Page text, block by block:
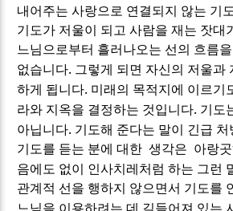
내어주는 사랑으로 연결되지 않는 기
기도가 저울이 되고 사람을 재는 잣대
느님으로부터 흘러나오는 선의 흐름
없습니다. 그렇게 되면 자신의 저울과
하게 됩니다. 미래의 목적지에 이르기
라와 지옥을 결정하는 것입니다. 기도
아닙니다. 기도해 준다는 말이 긴급
기도를 듣는 분에 대한 생각은 아랑
음에도 없이 인사치레처럼 하는 그런
관계적 선을 행하지 않으면서 기도를
느님을 이용하려는 데 길들어져 있는